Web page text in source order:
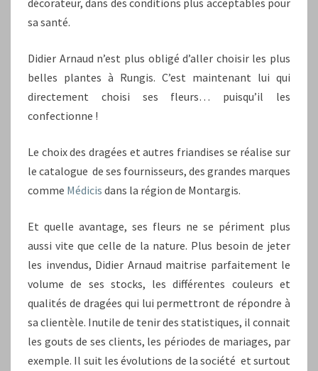
décorateur, dans des conditions plus acceptables pour
sa santé.
Didier Arnaud n’est plus obligé d’aller choisir les plus
belles plantes à Rungis. C’est maintenant lui qui
directement choisi ses fleurs… puisqu’il les
confectionne !
Le choix des dragées et autres friandises se réalise sur
le catalogue de ses fournisseurs, des grandes marques
comme Médicis dans la région de Montargis.
Et quelle avantage, ses fleurs ne se périment plus
aussi vite que celle de la nature. Plus besoin de jeter
les invendus, Didier Arnaud maitrise parfaitement le
volume de ses stocks, les différentes couleurs et
qualités de dragées qui lui permettront de répondre à
sa clientèle. Inutile de tenir des statistiques, il connait
les gouts de ses clients, les périodes de mariages, par
exemple. Il suit les évolutions de la société et surtout